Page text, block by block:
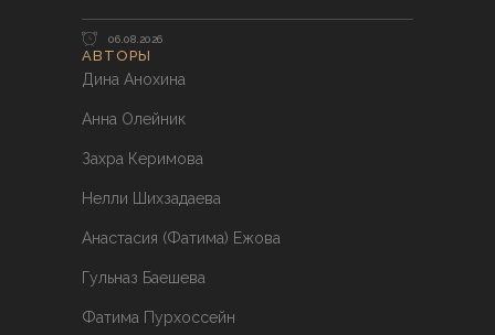
06.08.2026
АВТОРЫ
Дина Анохина
Анна Олейник
Захра Керимова
Нелли Шихзадаева
Анастасия (Фатима) Ежова
Гульназ Баешева
Фатима Пурхоссейн